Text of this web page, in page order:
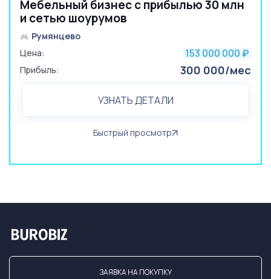
Мебельный бизнес с прибылью 30 млн
и сетью шоурумов
Румянцево
Цена:
153 000 000 ₽
Прибыль: 300 000/мес
УЗНАТЬ ДЕТАЛИ
Быстрый просмотр
ЗАЯВКА НА ПОКУПКУ